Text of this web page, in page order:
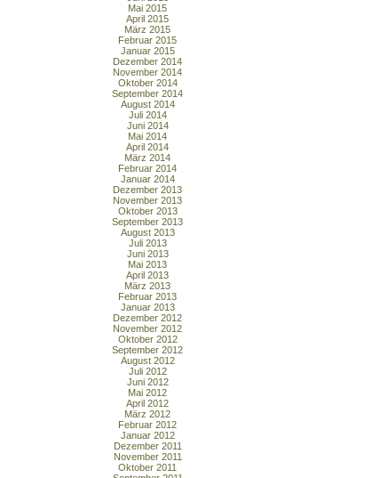
Mai 2015
April 2015
März 2015
Februar 2015
Januar 2015
Dezember 2014
November 2014
Oktober 2014
September 2014
August 2014
Juli 2014
Juni 2014
Mai 2014
April 2014
März 2014
Februar 2014
Januar 2014
Dezember 2013
November 2013
Oktober 2013
September 2013
August 2013
Juli 2013
Juni 2013
Mai 2013
April 2013
März 2013
Februar 2013
Januar 2013
Dezember 2012
November 2012
Oktober 2012
September 2012
August 2012
Juli 2012
Juni 2012
Mai 2012
April 2012
März 2012
Februar 2012
Januar 2012
Dezember 2011
November 2011
Oktober 2011